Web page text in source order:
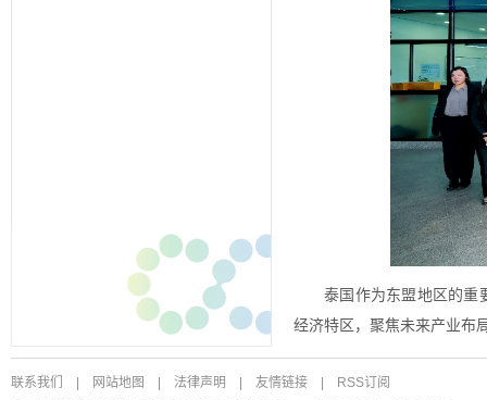
泰国作为东盟地区的重
经济特区，聚焦未来产业布
联系我们 网站地图 法律声明 友情链接
RSS订阅